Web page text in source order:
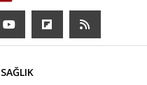
SAĞLIK